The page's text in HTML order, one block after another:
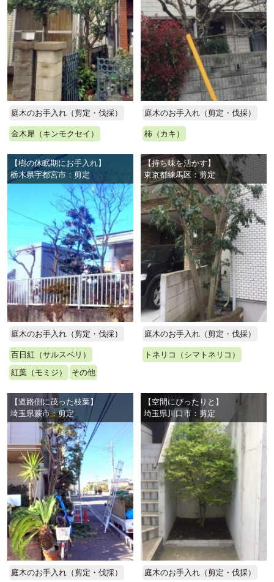
庭木のお手入れ（剪定・伐採）
金木犀（キンモクセイ）
庭木のお手入れ（剪定・伐採）
柿（カキ）
【樹の休眠期にお手入れ】
栃木県宇都宮市：剪定
庭木のお手入れ（剪定・伐採）
百日紅（サルスベリ）
紅葉（モミジ）
その他
【持ち味を活かす】
東京都練馬区：剪定
庭木のお手入れ（剪定・伐採）
トネリコ（シマトネリコ）
【道路側に茂った枝葉】
埼玉県蕨市：剪定
庭木のお手入れ（剪定・伐採）
【空間にぴったりと】
埼玉県川口市：剪定
庭木のお手入れ（剪定・伐採）